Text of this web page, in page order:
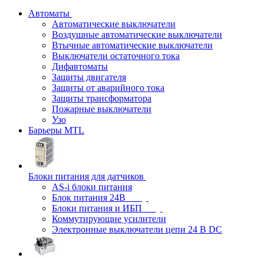
Автоматы
Автоматические выключатели
Воздушные автоматические выключатели
Втычные автоматические выключатели
Выключатели остаточного тока
Дифавтоматы
Защиты двигателя
Защиты от аварийного тока
Защиты трансформатора
Пожарные выключатели
Узо
Барьеры MTL
Блоки питания для датчиков
AS-i блоки питания
Блок питания 24В
Блоки питания и ИБП
Коммутирующие усилители
Электронные выключатели цепи 24 В DC